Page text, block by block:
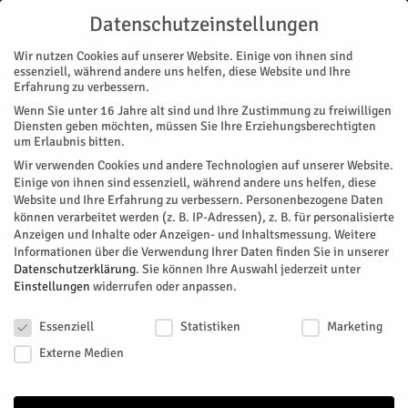
Start Nachrichten Brauchtum Lich-Steinstraße drei Tage in Schützenhand
NACHRICHTEN BRAUCHTUM
Lich-Steinstraße drei Tage in
Schützenhand
Von HERZOG Redaktion- Juni 24, 2026 222 0
Facebook Twitter
Datenschutzeinstellungen
Wir nutzen Cookies auf unserer Website. Einige von ihnen sind
essenziell, während andere uns helfen, diese Website und Ihre
Erfahrung zu verbessern.
Wenn Sie unter 16 Jahre alt sind und Ihre Zustimmung zu freiwilligen
Diensten geben möchten, müssen Sie Ihre Erziehungsberechtigten
um Erlaubnis bitten.
Wir verwenden Cookies und andere Technologien auf unserer Website.
Einige von ihnen sind essenziell, während andere uns helfen, diese
Website und Ihre Erfahrung zu verbessern. Personenbezogene Daten
können verarbeitet werden (z. B. IP-Adressen), z. B. für personalisierte
Anzeigen und Inhalte oder Anzeigen- und Inhaltsmessung. Weitere
Informationen über die Verwendung Ihrer Daten finden Sie in unserer
Datenschutzerklärung. Sie können Ihre Auswahl jederzeit unter
Einstellungen widerrufen oder anpassen.
Essenziell
Statistiken
Marketing
Externe Medien